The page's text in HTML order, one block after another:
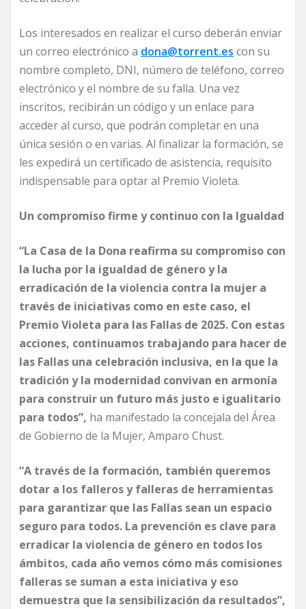
Los interesados en realizar el curso deberán enviar
un correo electrónico a dona@torrent.es con su
nombre completo, DNI, número de teléfono, correo
electrónico y el nombre de su falla. Una vez
inscritos, recibirán un código y un enlace para
acceder al curso, que podrán completar en una
única sesión o en varias. Al finalizar la formación, se
les expedirá un certificado de asistencia, requisito
indispensable para optar al Premio Violeta.
Un compromiso firme y continuo con la Igualdad
“La Casa de la Dona reafirma su compromiso con
la lucha por la igualdad de género y la
erradicación de la violencia contra la mujer a
través de iniciativas como en este caso, el
Premio Violeta para las Fallas de 2025. Con estas
acciones, continuamos trabajando para hacer de
las Fallas una celebración inclusiva, en la que la
tradición y la modernidad convivan en armonía
para construir un futuro más justo e igualitario
para todos”, ha manifestado la concejala del Área
de Gobierno de la Mujer, Amparo Chust.
“A través de la formación, también queremos
dotar a los falleros y falleras de herramientas
para garantizar que las Fallas sean un espacio
seguro para todos. La prevención es clave para
erradicar la violencia de género en todos los
ámbitos, cada año vemos cómo más comisiones
falleras se suman a esta iniciativa y eso
demuestra que la sensibilización da resultados”,